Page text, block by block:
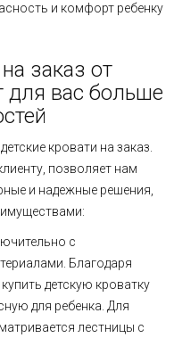
и комфорт ребенку
заказ от
для вас больше
кровати на заказ.
позволяет нам
и надежные решения,
с
Благодаря
детскую кроватку
для ребенка. Для
лестницы с